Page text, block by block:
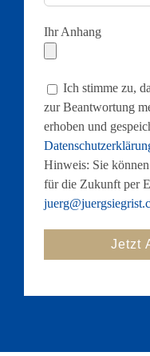
Ihr Anhang
Ich stimme zu,
zur Beantwortung
erhoben und
Hinweis: Sie
für die Zukunft per